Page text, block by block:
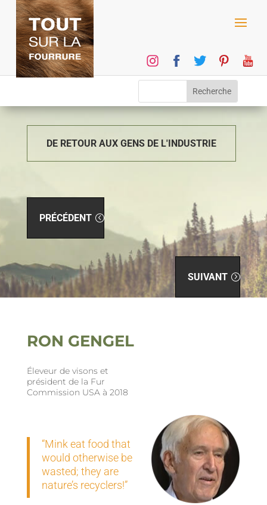
DE RETOUR AUX GENS DE L'INDUSTRIE
PRÉCÉDENT
SUIVANT
RON GENGEL
Éleveur de visons et
président de la Fur
Commission USA à 2018
“Mink eat food that
would otherwise be
wasted; they are
nature’s recyclers!”